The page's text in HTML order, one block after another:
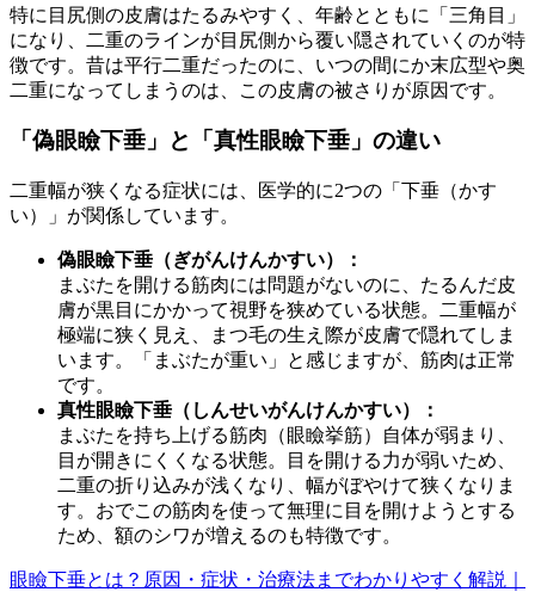
特に目尻側の皮膚はたるみやすく、年齢とともに「三角目」
になり、二重のラインが目尻側から覆い隠されていくのが特
徴です。昔は平行二重だったのに、いつの間にか末広型や奥
二重になってしまうのは、この皮膚の被さりが原因です。
「偽眼瞼下垂」と「真性眼瞼下垂」の違い
二重幅が狭くなる症状には、医学的に2つの「下垂（かす
い）」が関係しています。
偽眼瞼下垂（ぎがんけんかすい）：
まぶたを開ける筋肉には問題がないのに、たるんだ皮
膚が黒目にかかって視野を狭めている状態。二重幅が
極端に狭く見え、まつ毛の生え際が皮膚で隠れてしま
います。「まぶたが重い」と感じますが、筋肉は正常
です。
真性眼瞼下垂（しんせいがんけんかすい）：
まぶたを持ち上げる筋肉（眼瞼挙筋）自体が弱まり、
目が開きにくくなる状態。目を開ける力が弱いため、
二重の折り込みが浅くなり、幅がぼやけて狭くなりま
す。おでこの筋肉を使って無理に目を開けようとする
ため、額のシワが増えるのも特徴です。
眼瞼下垂とは？原因・症状・治療法までわかりやすく解説｜